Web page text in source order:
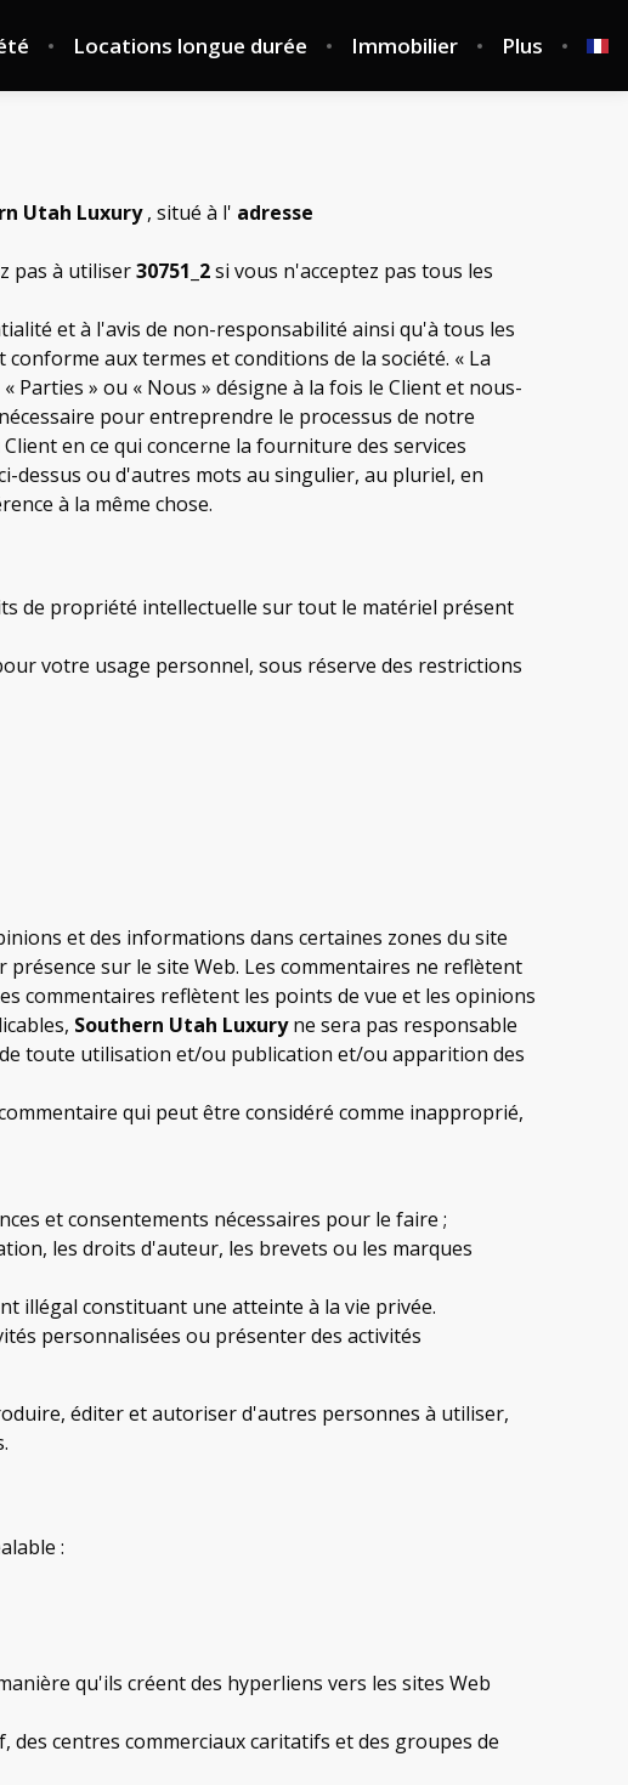
Locations longue durée Immobilier Plus
Utah Luxury, situé à l' adresse
pas à utiliser30751_2si vous n'acceptez pas tous les
et à l'avis de non-responsabilité ainsi qu'à tous les
aux termes et conditions de la société. « La
Parties » ou « Nous » désigne à la fois le Client et nous-
pour entreprendre le processus de notre
en ce qui concerne la fourniture des services
dessus ou d'autres mots au singulier, au pluriel, en
à la même chose.
de propriété intellectuelle sur tout le matériel présent
votre usage personnel, sous réserve des restrictions
et des informations dans certaines zones du site
sur le site Web. Les commentaires ne reflètent
commentaires reflètent les points de vue et les opinions
Southern Utah Luxuryne sera pas responsable
toute utilisation et/ou publication et/ou apparition des
qui peut être considéré comme inapproprié,
et consentements nécessaires pour le faire ;
les droits d'auteur, les brevets ou les marques
illégal constituant une atteinte à la vie privée.
personnalisées ou présenter des activités
éditer et autoriser d'autres personnes à utiliser,
:
qu'ils créent des hyperliens vers les sites Web
centres commerciaux caritatifs et des groupes de